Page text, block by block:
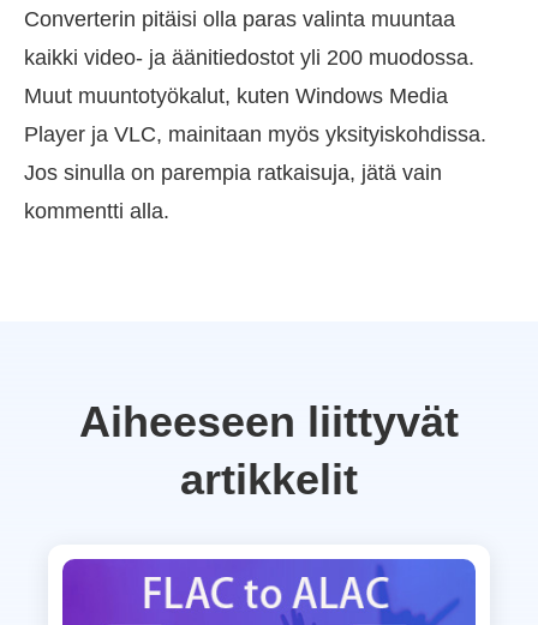
Converterin pitäisi olla paras valinta muuntaa
kaikki video- ja äänitiedostot yli 200 muodossa.
Muut muuntotyökalut, kuten Windows Media
Player ja VLC, mainitaan myös yksityiskohdissa.
Jos sinulla on parempia ratkaisuja, jätä vain
kommentti alla.
Aiheeseen liittyvät
artikkelit